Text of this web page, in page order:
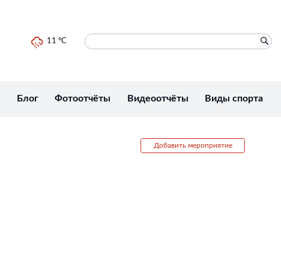
11 °C
Блог Фотоотчёты Видеоотчёты Виды спорта
Добавить мероприятие